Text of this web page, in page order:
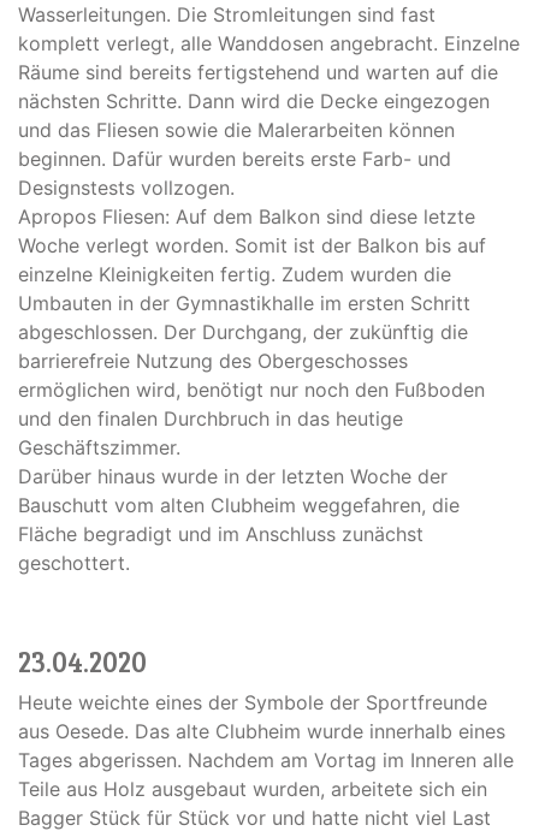
Wasserleitungen. Die Stromleitungen sind fast
komplett verlegt, alle Wanddosen angebracht. Einzelne
Räume sind bereits fertigstehend und warten auf die
nächsten Schritte. Dann wird die Decke eingezogen
und das Fliesen sowie die Malerarbeiten können
beginnen. Dafür wurden bereits erste Farb- und
Designstests vollzogen.
Apropos Fliesen: Auf dem Balkon sind diese letzte
Woche verlegt worden. Somit ist der Balkon bis auf
einzelne Kleinigkeiten fertig. Zudem wurden die
Umbauten in der Gymnastikhalle im ersten Schritt
abgeschlossen. Der Durchgang, der zukünftig die
barrierefreie Nutzung des Obergeschosses
ermöglichen wird, benötigt nur noch den Fußboden
und den finalen Durchbruch in das heutige
Geschäftszimmer.
Darüber hinaus wurde in der letzten Woche der
Bauschutt vom alten Clubheim weggefahren, die
Fläche begradigt und im Anschluss zunächst
geschottert.
23.04.2020
Heute weichte eines der Symbole der Sportfreunde
aus Oesede. Das alte Clubheim wurde innerhalb eines
Tages abgerissen. Nachdem am Vortag im Inneren alle
Teile aus Holz ausgebaut wurden, arbeitete sich ein
Bagger Stück für Stück vor und hatte nicht viel Last